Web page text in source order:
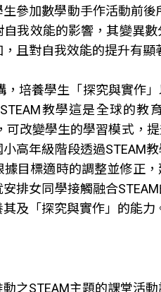
參加數學動手作活動前
我效能的影響，其變異
且對自我效能的提升有顯
，培養學生「探究與實作
教學這是全球的
可改變學生的學習模式，
高年級階段透過STEAM
目標適時的調整並修正
排女同學接觸融合
及「探究與實作」的能力
之STEAM主題的課堂活